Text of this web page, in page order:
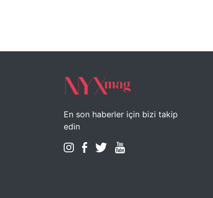
En son haberler için bizi takip
edin